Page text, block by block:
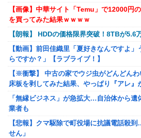
『マリオカートワールド』はどうすれば
YU-JO IS EIEN !!
【動画】前田佳織里「夏好きなんですよ」
らですか？」【ラブライブ！】
劇場版「Fate/stay night HF」10月14日よ
ビジュアル公開！ワカメがライバルっぽ
世界征服ッ！やる夫博士とBBちゃん
GMはデスゲームを攻略してもらいたい―
第157話後編
【ななし】くくたそ、野獣の日に企業勢
ダンス」を踊る「明日事務所やめる人みた
しまった模様
【画像あり】転売屋の娘「ママー！ちいか
ー！」親「！！！！！！」
【画像あり】3000円で「この肉塊」が食
ｗｗｗｗｗ
外国人「ドイツと日本、あらゆる面を比較
の？」
【画像】靴屋の女子店員さん、お尻の割れ
うｗｗｗｗｗｗｗ
これが中国人富裕層のポテチの食べ方らし
「無縁ビジネス」が急拡大…自治体から遺
【画像】中華サイト「Temu」で12000円
を買ってみた結果ｗｗｗｗ
【朗報】 HDDの価格限界突破！8TBが5.6
【動画】前田佳織里「夏好きなんですよ
らですか？」【ラブライブ！】
【※衝撃】 中古の家でウジ虫がどんどん
床板を剥してみた結果、やっぱり『アレ』
「無縁ビジネス」が急拡大…自治体から遺
業者も
【悲報】クマ駆除で町役場に抗議電話殺
せん」